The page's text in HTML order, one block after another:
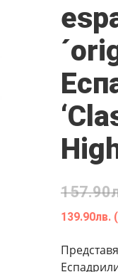
157.90
139.90лв.